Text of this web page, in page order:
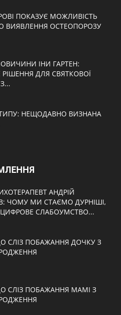
ПОКАЗУЄ МОЖЛИВІСТЬ
ВИЯВЛЕННЯ ОСТЕОПОРОЗУ
ІНИ ГАРТЕН:
РІШЕННЯ ДЛЯ СВЯТКОВОЇ
ТИПУ: НЕЩОДАВНО ВИЗНАНА
АНДРІЙ
ЧОМУ МИ СТАЄМО ДУРНІШІ,
СЛАБОУМСТВО...
СЛІЗ ПОБАЖАННЯ ДОЧКУ З
СЛІЗ ПОБАЖАННЯ МАМІ З